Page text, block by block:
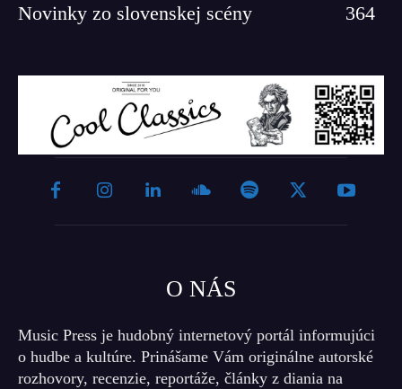
Novinky zo slovenskej scény
364
O NÁS
Music Press je hudobný internetový portál informujúci
o hudbe a kultúre. Prinášame Vám originálne autorské
rozhovory, recenzie, reportáže, články z diania na